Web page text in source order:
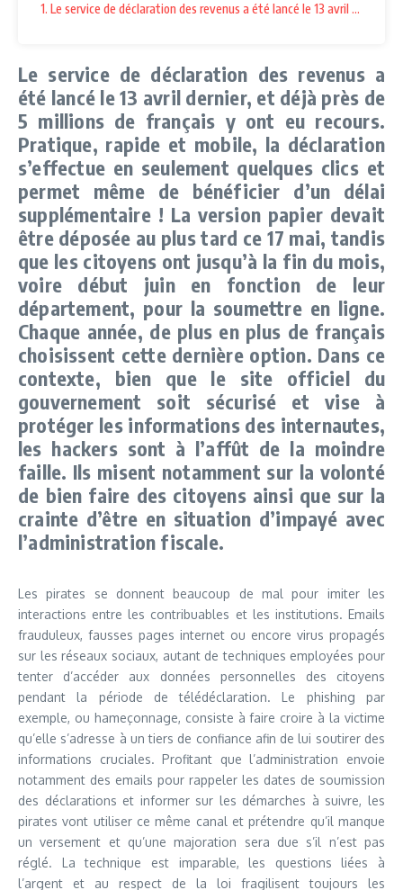
1. Le service de déclaration des revenus a été lancé le 13 avril
Le service de déclaration des revenus a
été lancé le 13 avril dernier, et déjà près de
5 millions de français y ont eu recours.
Pratique, rapide et mobile, la déclaration
s’effectue en seulement quelques clics et
permet même de bénéficier d’un délai
supplémentaire ! La version papier devait
être déposée au plus tard ce 17 mai, tandis
que les citoyens ont jusqu’à la fin du mois,
voire début juin en fonction de leur
département, pour la soumettre en ligne.
Chaque année, de plus en plus de français
choisissent cette dernière option. Dans ce
contexte, bien que le site officiel du
gouvernement soit sécurisé et vise à
protéger les informations des internautes,
les hackers sont à l’affût de la moindre
faille. Ils misent notamment sur la volonté
de bien faire des citoyens ainsi que sur la
crainte d’être en situation d’impayé avec
l’administration fiscale.
Les pirates se donnent beaucoup de mal pour imiter les
interactions entre les contribuables et les institutions. Emails
frauduleux, fausses pages internet ou encore virus propagés
sur les réseaux sociaux, autant de techniques employées pour
tenter d’accéder aux données personnelles des citoyens
pendant la période de télédéclaration. Le phishing par
exemple, ou hameçonnage, consiste à faire croire à la victime
qu’elle s’adresse à un tiers de confiance afin de lui soutirer des
informations cruciales. Profitant que l’administration envoie
notamment des emails pour rappeler les dates de soumission
des déclarations et informer sur les démarches à suivre, les
pirates vont utiliser ce même canal et prétendre qu’il manque
un versement et qu’une majoration sera due s’il n’est pas
réglé. La technique est imparable, les questions liées à
l’argent et au respect de la loi fragilisent toujours les